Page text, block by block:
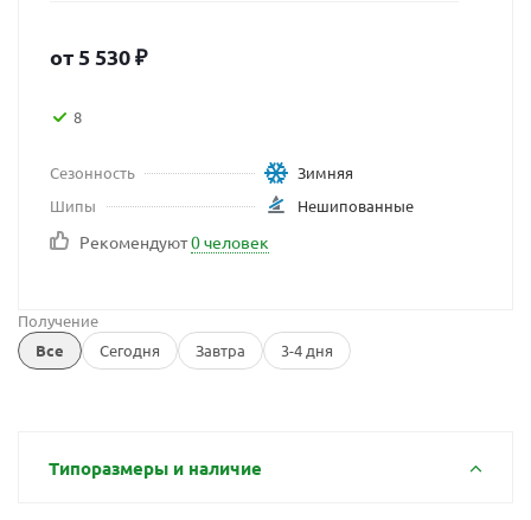
от 5 530₽
8
Сезонность
Зимняя
Шипы
Нешипованные
Рекомендуют0 человек
Получение
Все
Сегодня Завтра 3-4 дня
Типоразмеры и наличие